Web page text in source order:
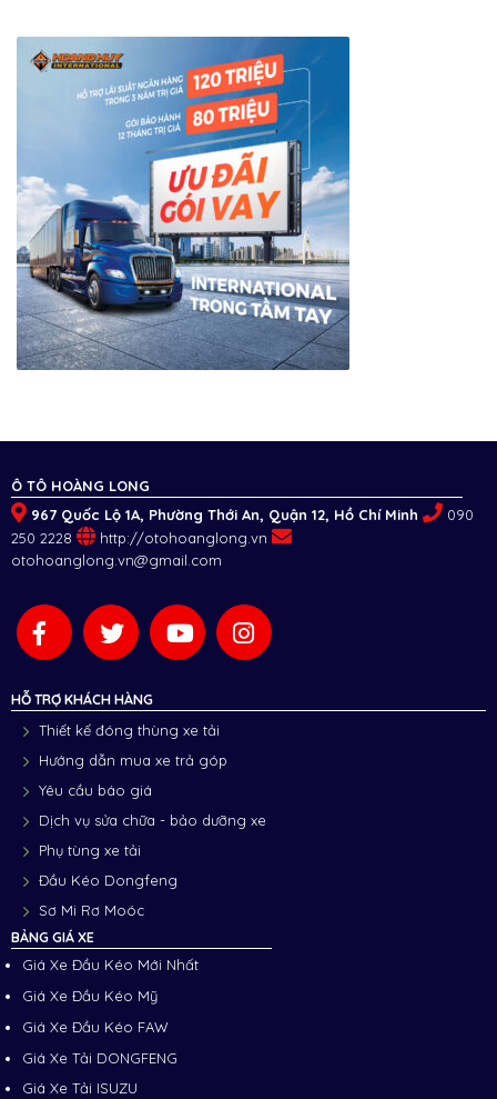
Ô TÔ HOÀNG LONG
967 Quốc Lộ 1A, Phường Thới An, Quận 12, Hồ Chí Minh
090
250 2228
http://otohoanglong.vn
otohoanglong.vn@gmail.com
HỖ TRỢ KHÁCH HÀNG
Thiết kế đóng thùng xe tải
Hướng dẫn mua xe trả góp
Yêu cầu báo giá
Dịch vụ sửa chữa - bảo dưỡng xe
Phụ tùng xe tải
Đầu Kéo Dongfeng
Sơ Mi Rơ Moóc
BẢNG GIÁ XE
Giá Xe Đầu Kéo Mới Nhất
Giá Xe Đầu Kéo Mỹ
Giá Xe Đầu Kéo FAW
Giá Xe Tải DONGFENG
Giá Xe Tải ISUZU